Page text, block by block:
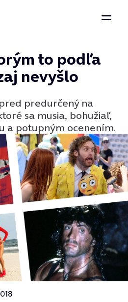
to podľa
nevyšlo
predurčený na
sa musia, bohužiaľ,
a potupným ocenením.